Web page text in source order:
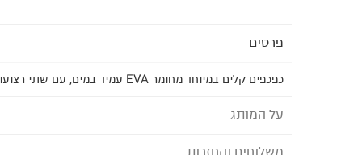
פרטים
כפכפים קלים במיוחד מחומר EVA עמיד במים, עם שתי רצועות מתכווננות.
על המותג
משלוחים והחזרות